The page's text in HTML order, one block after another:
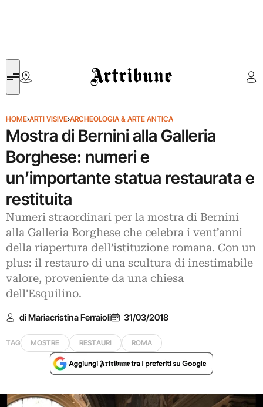
Artribune
HOME›ARTI VISIVE›ARCHEOLOGIA & ARTE ANTICA
Mostra di Bernini alla Galleria
Borghese: numeri e
un’importante statua restaurata e
restituita
Numeri straordinari per la mostra di Bernini
alla Galleria Borghese che celebra i vent’anni
della riapertura dell’istituzione romana. Con un
plus: il restauro di una scultura di inestimabile
valore, proveniente da una chiesa
dell’Esquilino.
di Mariacristina Ferraioli 31/03/2018
TAG MOSTRE RESTAURI ROMA